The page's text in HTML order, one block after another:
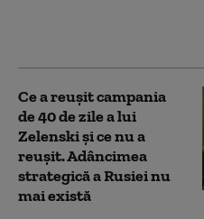
Ce a reușit campania
de 40 de zile a lui
Zelenski și ce nu a
reușit. Adâncimea
strategică a Rusiei nu
mai există